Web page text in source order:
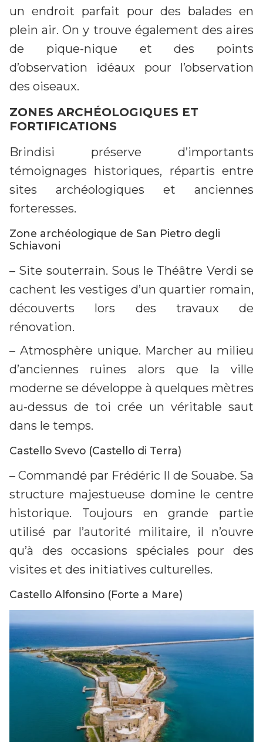
un endroit parfait pour des balades en
plein air. On y trouve également des aires
de pique-nique et des points
d’observation idéaux pour l’observation
des oiseaux.
ZONES ARCHÉOLOGIQUES ET
FORTIFICATIONS
Brindisi préserve d’importants
témoignages historiques, répartis entre
sites archéologiques et anciennes
forteresses.
Zone archéologique de San Pietro degli
Schiavoni
– Site souterrain. Sous le Théâtre Verdi se
cachent les vestiges d’un quartier romain,
découverts lors des travaux de
rénovation.
– Atmosphère unique. Marcher au milieu
d’anciennes ruines alors que la ville
moderne se développe à quelques mètres
au-dessus de toi crée un véritable saut
dans le temps.
Castello Svevo (Castello di Terra)
– Commandé par Frédéric II de Souabe. Sa
structure majestueuse domine le centre
historique. Toujours en grande partie
utilisé par l’autorité militaire, il n’ouvre
qu’à des occasions spéciales pour des
visites et des initiatives culturelles.
Castello Alfonsino (Forte a Mare)